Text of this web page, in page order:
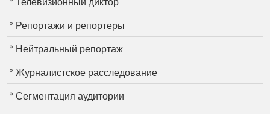
Телевизионный диктор
Репортажи и репортеры
Нейтральный репортаж
Журналистское расследование
Сегментация аудитории